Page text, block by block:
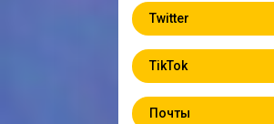
Twitter
TikTok
Почты